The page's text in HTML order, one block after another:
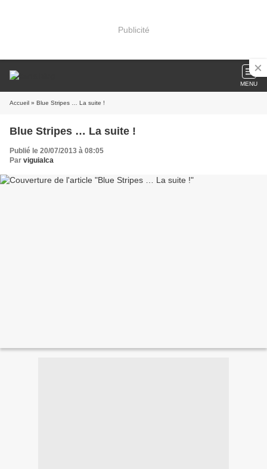
Publicité
MENU
Accueil » Blue Stripes … La suite !
Blue Stripes … La suite !
Publié le 20/07/2013 à 08:05
Par viguialca